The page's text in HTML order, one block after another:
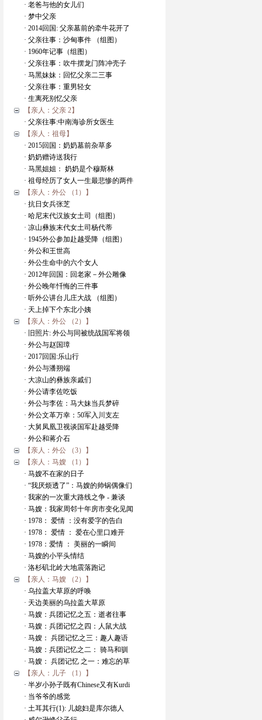
· 老爸与他的女儿们
· 梦中父亲
· 2014回国: 父亲墓前的牵牛花开了
· 父亲往事：沙甸事件 （组图）
· 1960年记事（组图）
· 父亲往事：吹牛摆龙门阵冲壳子
· 马黑妹妹：回忆父亲二三事
· 父亲往事：重男轻女
· 生离死别忆父亲
【亲人：父亲 2】
· 父亲往事:中南海诊所女医生
【亲人：祖母】
· 2015回国：奶奶墓前杂草多
· 奶奶赠诗送我行
· 马黑姐姐： 奶奶是个穆斯林
· 祖母经历了女人一生最悲惨的两件
【亲人：外公 （1）】
· 抗日女兵张芝
· 哈尼末代汉族女土司（组图）
· 凉山彝族末代女土司杨代蒂
· 1945外公参加赴越受降（组图）
· 外公和王世高
· 外公生命中的六个女人
· 2012年回国：回老家－外公雕像
· 外公晚年忏悔的三件事
· 听外公讲台儿庄大战 （组图）
· 天上掉下个东北小姨
【亲人：外公 （2）】
· 旧照片: 外公与同被统战国军将领
· 外公与赵国璋
· 2017回国:乐山行
· 外公与潘朔端
· 大凉山的彝族亲戚们
· 外公请李佐吃饭
· 外公与李佐：马大妹当兵梦碎
· 外公文革万幸：50军入川支左
· 大舅凤凰卫视谈国军赴越受降
· 外公和蒋介石
【亲人：外公 （3）】
【亲人：马嫂 （1）】
· 马嫂不在家的日子
· “我厌烦透了”：马嫂的帅锅偶像们
· 我家的一次重大路线之争 - 兼谈
· 马嫂：我家周邻十年房市变化见闻
· 1978： 爱情 ：没有爱字的告白
· 1978： 爱情 ： 爱在心里口难开
· 1978：爱情 ： 美丽的一瞬间
· 马嫂的小平头情结
· 洛杉矶北岭大地震落跑记
【亲人：马嫂 （2）】
· 乌拉盖大草原的呼唤
· 天边美丽的乌拉盖大草原
· 马嫂：兵团记忆之五：逝者往事
· 马嫂：兵团记忆之四：人鼠大战
· 马嫂： 兵团记忆之三：趣人趣语
· 马嫂：兵团记忆之二： 骑马和驯
· 马嫂： 兵团记忆 之一：难忘的草
【亲人：儿子 （1）】
· 半岁小孙子既有Chinese又有Kurdi
· 当爷爷的感觉
· 土耳其行(1): 儿媳妇是库尔德人